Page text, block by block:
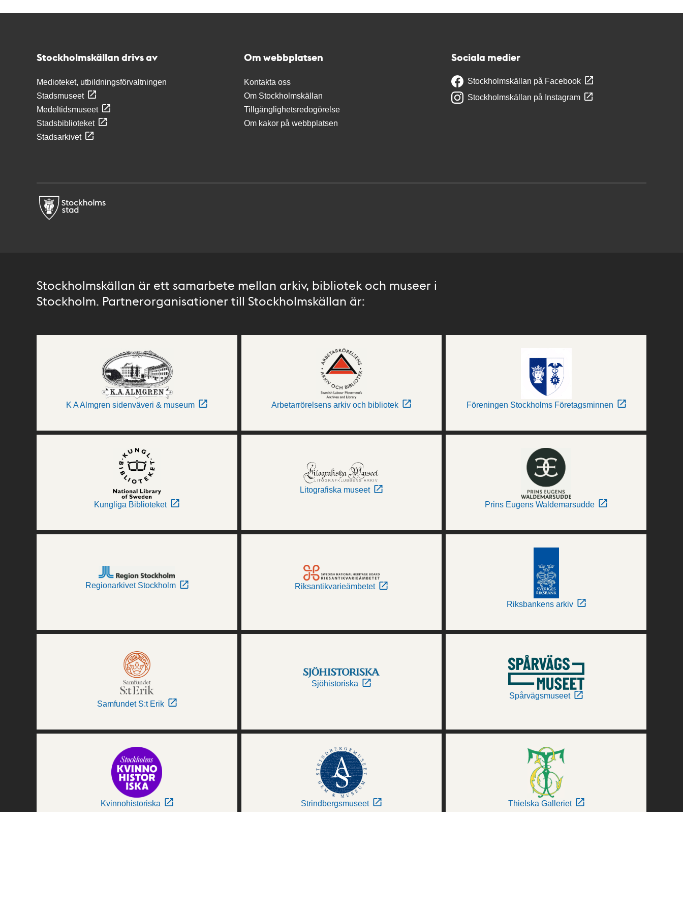
Stockholmskällan drivs av
Medioteket, utbildningsförvaltningen
Stadsmuseet
Medeltidsmuseet
Stadsbiblioteket
Stadsarkivet
Om webbplatsen
Kontakta oss
Om Stockholmskällan
Tillgänglighetsredogörelse
Om kakor på webbplatsen
Sociala medier
Stockholmskällan på Facebook
Stockholmskällan på Instagram
Stockholmskällan är ett samarbete mellan arkiv, bibliotek och museer i
Stockholm. Partnerorganisationer till Stockholmskällan är:
K A Almgren sidenväveri & museum Arbetarrörelsens arkiv och bibliotek Föreningen Stockholms Företagsminnen
Kungliga Biblioteket
Litografiska museet
Prins Eugens Waldemarsudde
Regionarkivet Stockholm Riksantikvarieämbetet
Riksbankens arkiv
Samfundet S:t Erik
Sjöhistoriska
Spårvägsmuseet
Kvinnohistoriska Strindbergsmuseet Thielska Galleriet